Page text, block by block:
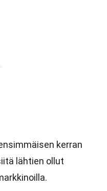
kerran
lähtien ollut